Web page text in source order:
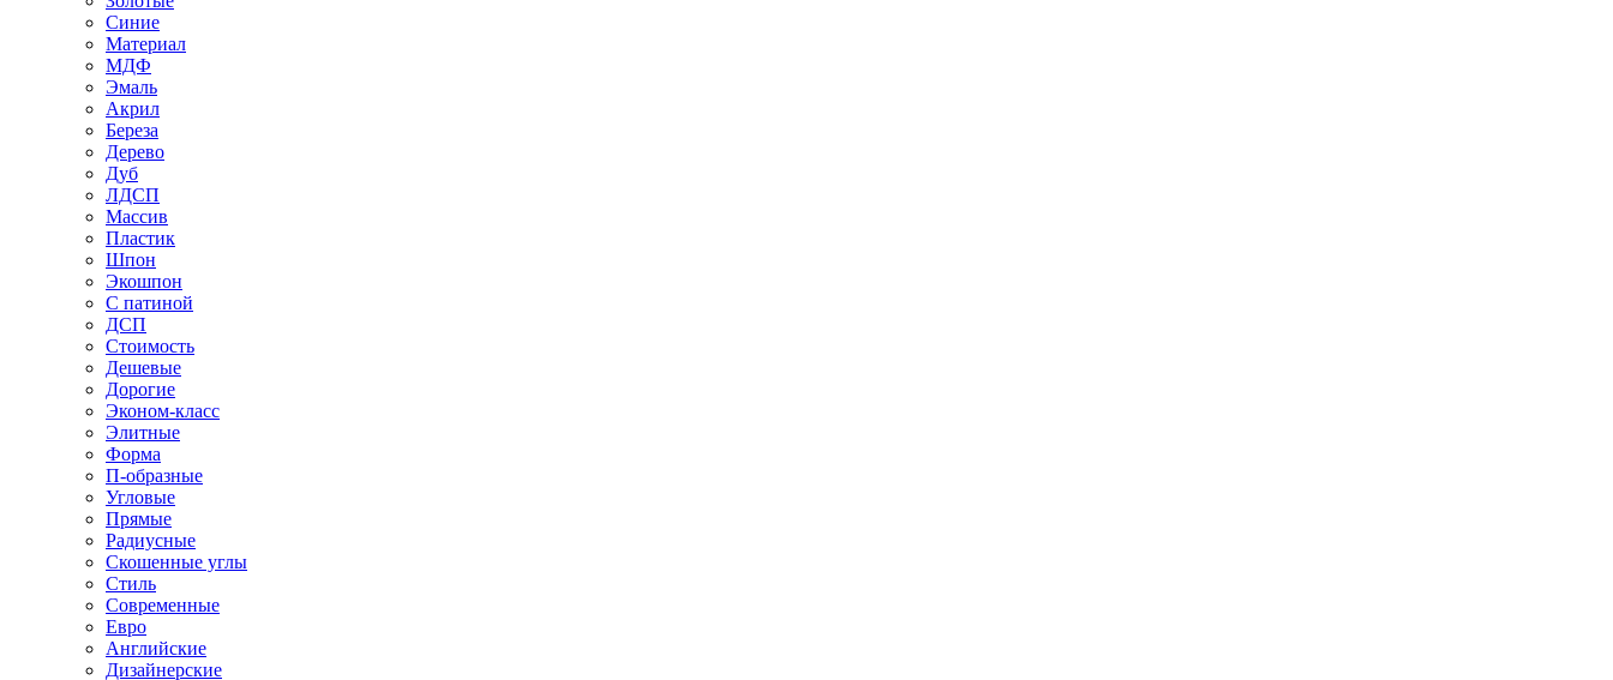
Синие
Материал
МДФ
Эмаль
Акрил
Береза
Дерево
Дуб
ЛДСП
Массив
Пластик
Шпон
Экошпон
С патиной
ДСП
Стоимость
Дешевые
Дорогие
Эконом-класс
Элитные
Форма
П-образные
Угловые
Прямые
Радиусные
Скошенные углы
Стиль
Современные
Евро
Английские
Дизайнерские